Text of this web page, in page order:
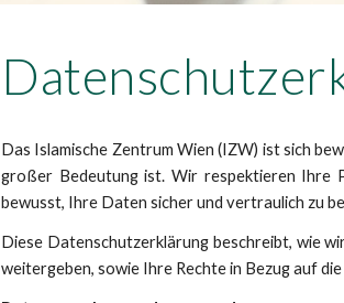
Das Islamische Zentrum Wien (IZW) ist sich
großer Bedeutung ist. Wir respektieren Ihre
bewusst, Ihre Daten sicher und vertraulich zu
Diese Datenschutzerklärung beschreibt, wie
weitergeben, sowie Ihre Rechte in Bezug auf